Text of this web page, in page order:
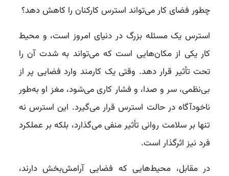
چطور فضای کار می‌تواند استرس کارکنان را کاهش دهد؟
استرس یک مسئله بزرگ در دنیای امروز است، و محیط
کار یکی از مکان‌هایی است که می‌تواند به شدت آن را
تحت تأثیر قرار دهد. وقتی یک کارمند وارد فضایی پر از
بی‌نظمی، سر و صدا، و فشار کاری می‌شود، مغز او به‌طور
ناخودآگاه در حالت استرس قرار می‌گیرد. این استرس نه
تنها بر سلامت روانی تأثیر منفی می‌گذارد، بلکه بر عملکرد
فرد نیز اثرگذار است.
در مقابل، محیط‌هایی که فضایی آرامش‌بخش دارند،